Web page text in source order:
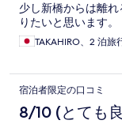
少し新橋からは離
りたいと思います。
TAKAHIRO、2 泊旅
宿泊者限定の口コミ
8/10 (とても